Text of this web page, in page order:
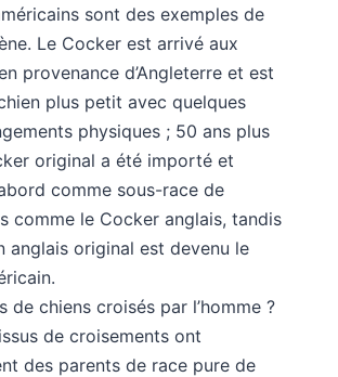
sont des exemples de
Le Cocker est arrivé aux
provenance d’Angleterre et est
plus petit avec quelques
physiques ; 50 ans plus
original a été importé et
comme sous-race de
comme le Cocker anglais, tandis
anglais original est devenu le
de chiens croisés par l’homme ?
de croisements ont
des parents de race pure de